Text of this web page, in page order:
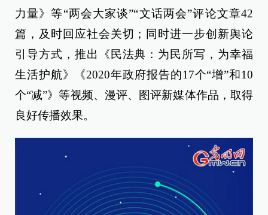
力量》等“两会大家谈”“文话两会”评论文章42
篇，及时回应社会关切；同时进一步创新舆论
引导方式，推出《民法典：为民所写，为幸福
生活护航》《2020年政府报告的17个“增”和10
个“减”》等视频、漫评、图评新媒体作品，取得
良好传播效果。